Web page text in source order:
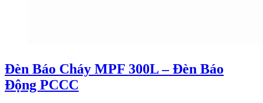
Đèn Báo Cháy MPF 300L – Đèn Báo
Động PCCC